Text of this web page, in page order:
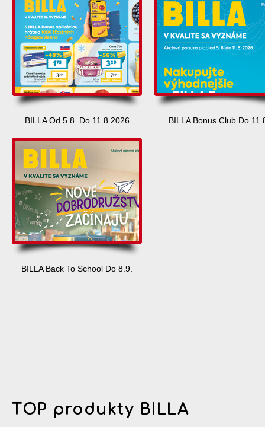
BILLA Od 5.8. Do 11.8.2026 BILLA Bonus Club Do
BILLA Back To School Do 8.9.
TOP produkty BILLA